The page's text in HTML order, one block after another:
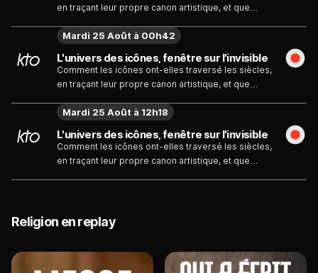
en traçant leur propre canon artistique, et que
orthodoxe et slave ? Voyage de l'Égypte à la
un documentaire qui explore l'histoire de l'art pour
décrypter le sens des icônes et leur place
particulière dans le monde de la peinture et de la
foi.
L'univers des icônes, fenêtre sur l'invisible
Comment les icônes ont-elles traversé les siècles,
en traçant leur propre canon artistique, et que
orthodoxe et slave ? Voyage de l'Égypte à la
un documentaire qui explore l'histoire de l'art pour
décrypter le sens des icônes et leur place
particulière dans le monde de la peinture et de la
foi.
Mardi 25 Août à 00h42
L'univers des icônes, fenêtre sur l'invisible
Comment les icônes ont-elles traversé les siècles,
en traçant leur propre canon artistique, et que
un documentaire qui explore l'histoire de l'art pour
décrypter le sens des icônes et leur place
Mardi 25 Août à 12h18
Religion en replay